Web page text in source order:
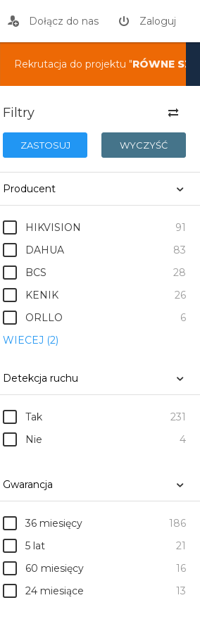
Dołącz do nas Zaloguj
Rekrutacja do projektu "RÓWNE
Filtry
ZASTOSUJ WYCZYŚĆ
Producent
HIKVISION
91
DAHUA
83
BCS
28
KENIK
26
ORLLO
6
WIECEJ (2)
Detekcja ruchu
Tak
231
Nie
4
Gwarancja
36 miesięcy
186
5 lat
21
60 miesięcy
16
24 miesiące
13